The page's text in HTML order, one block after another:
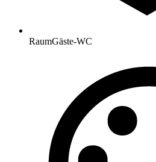
RaumGäste-WC